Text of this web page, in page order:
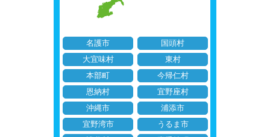
名護市
国頭村
大宜味村
東村
本部町
今帰仁村
恩納村
宜野座村
沖縄市
浦添市
宜野湾市
うるま市